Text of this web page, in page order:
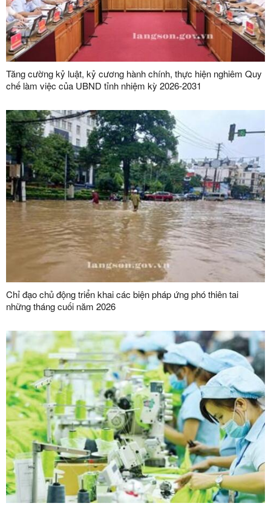
Tăng cường kỷ luật, kỷ cương hành chính, thực hiện nghiêm Quy
chế làm việc của UBND tỉnh nhiệm kỳ 2026-2031
Chỉ đạo chủ động triển khai các biện pháp ứng phó thiên tai
những tháng cuối năm 2026